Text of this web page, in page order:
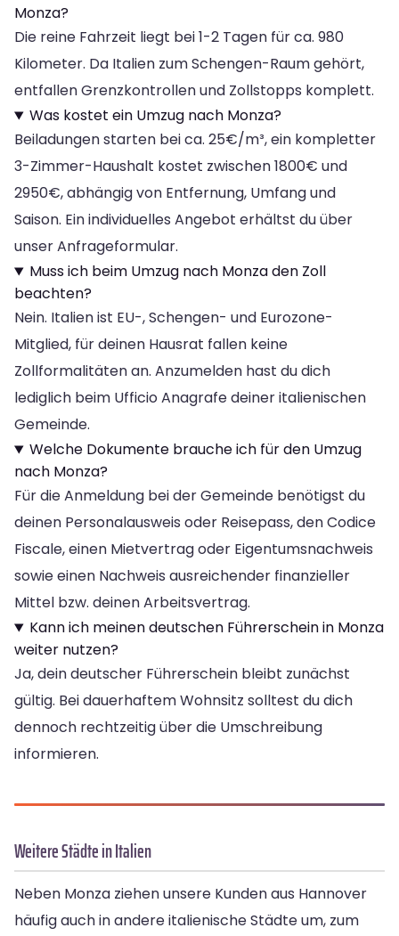
Monza?
Die reine Fahrzeit liegt bei 1-2 Tagen für ca. 980
Kilometer. Da Italien zum Schengen-Raum gehört,
entfallen Grenzkontrollen und Zollstopps komplett.
Was kostet ein Umzug nach Monza?
Beiladungen starten bei ca. 25€/m³, ein kompletter
3-Zimmer-Haushalt kostet zwischen 1800€ und
2950€, abhängig von Entfernung, Umfang und
Saison. Ein individuelles Angebot erhältst du über
unser Anfrageformular.
Muss ich beim Umzug nach Monza den Zoll
beachten?
Nein. Italien ist EU-, Schengen- und Eurozone-
Mitglied, für deinen Hausrat fallen keine
Zollformalitäten an. Anzumelden hast du dich
lediglich beim Ufficio Anagrafe deiner italienischen
Gemeinde.
Welche Dokumente brauche ich für den Umzug
nach Monza?
Für die Anmeldung bei der Gemeinde benötigst du
deinen Personalausweis oder Reisepass, den Codice
Fiscale, einen Mietvertrag oder Eigentumsnachweis
sowie einen Nachweis ausreichender finanzieller
Mittel bzw. deinen Arbeitsvertrag.
Kann ich meinen deutschen Führerschein in Monza
weiter nutzen?
Ja, dein deutscher Führerschein bleibt zunächst
gültig. Bei dauerhaftem Wohnsitz solltest du dich
dennoch rechtzeitig über die Umschreibung
informieren.
Weitere Städte in Italien
Neben Monza ziehen unsere Kunden aus Hannover
häufig auch in andere italienische Städte um, zum